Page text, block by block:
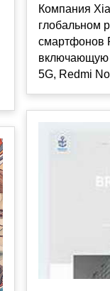
Компания
глобальном
смартфонов
включающую
5G, Redmi